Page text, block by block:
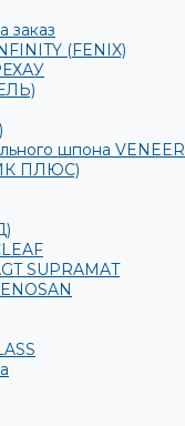
заказ
(FENIX)
шпона
ПЛЮС)
SUPRAMAT